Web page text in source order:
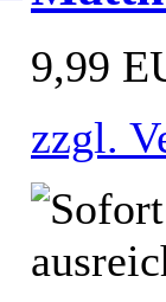
9,99
zzgl.